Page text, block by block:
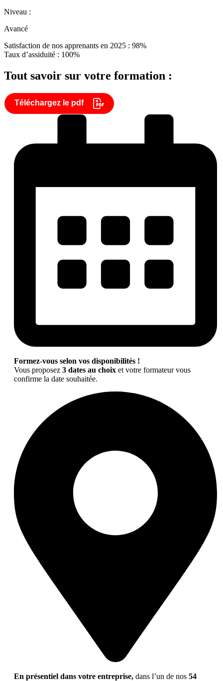
Niveau :
Avancé
Satisfaction de nos apprenants en 2025 : 98%
Taux d’assiduité : 100%
Tout savoir sur votre formation :
Téléchargez le pdf
Formez-vous selon vos disponibilités !
Vous proposez 3 dates au choix et votre formateur vous
confirme la date souhaitée.
En présentiel dans votre entreprise, dans l’un de nos 54